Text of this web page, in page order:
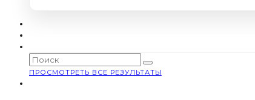
ПРОСМОТРЕТЬ ВСЕ РЕЗУЛЬТАТЫ